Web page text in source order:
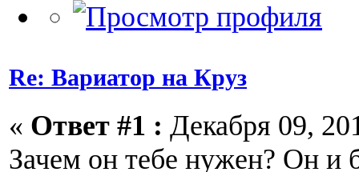
Re: Вариатор на Круз
« Ответ #1 : Декабря 09,
Зачем он тебе нужен? Он и